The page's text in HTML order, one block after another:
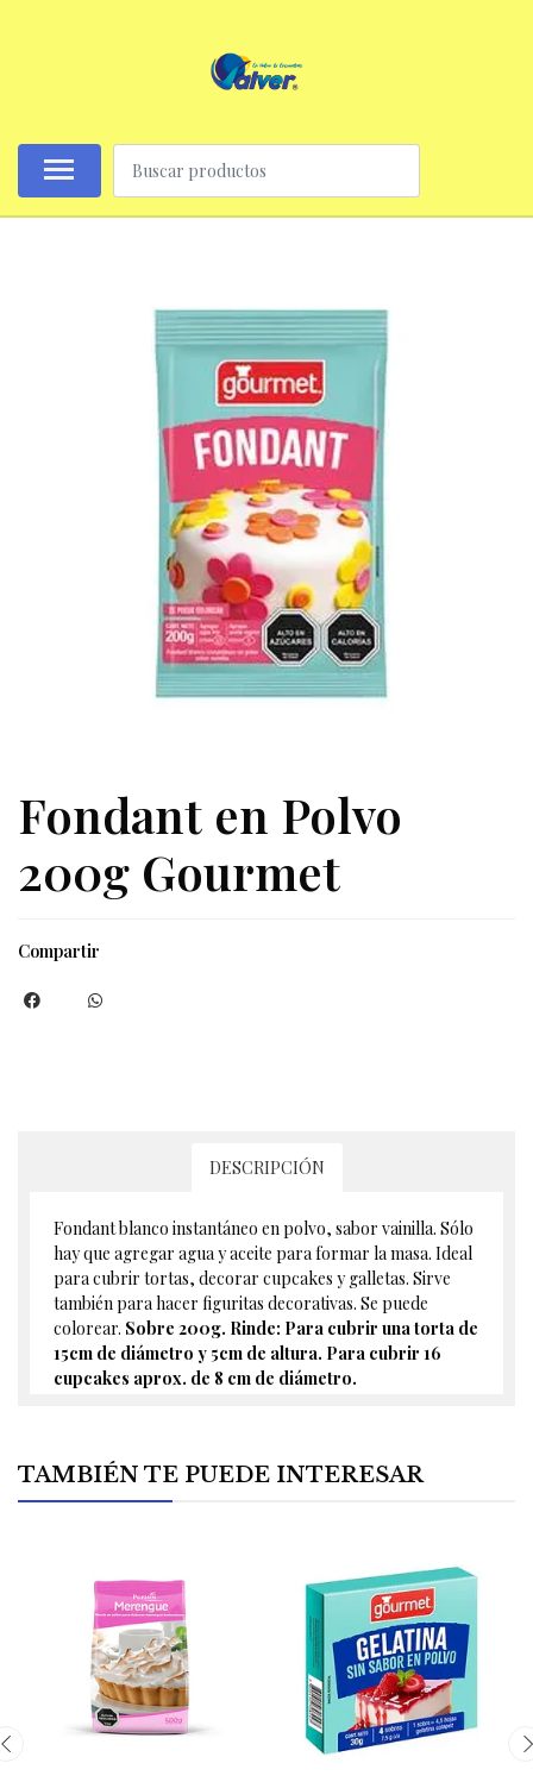
Fondant en Polvo
200g Gourmet
Compartir
DESCRIPCIÓN
Fondant blanco instantáneo en polvo, sabor vainilla. Sólo
hay que agregar agua y aceite para formar la masa. Ideal
para cubrir tortas, decorar cupcakes y galletas. Sirve
también para hacer figuritas decorativas. Se puede
colorear. Sobre 200g. Rinde: Para cubrir una torta de
15cm de diámetro y 5cm de altura. Para cubrir 16
cupcakes aprox. de 8 cm de diámetro.
TAMBIÉN TE PUEDE INTERESAR